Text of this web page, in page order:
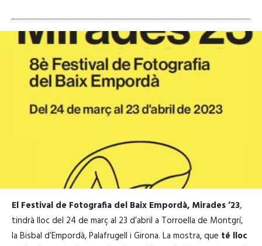
El Festival de Fotografia del Baix Empordà, Mirades ’23,
tindrà lloc del 24 de març al 23 d’abril a Torroella de Montgrí,
la Bisbal d’Empordà, Palafrugell i Girona. La mostra, que té lloc